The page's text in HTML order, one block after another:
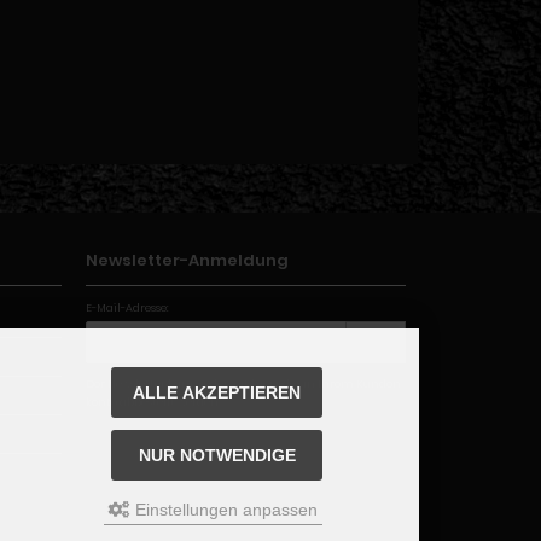
Newsletter-Anmeldung
E-Mail-Adresse:
Der Newsletter kann jederzeit hier oder in Ihrem Kunden
konto abbestellt werden.
ALLE AKZEPTIEREN
NUR NOTWENDIGE
Einstellungen anpassen